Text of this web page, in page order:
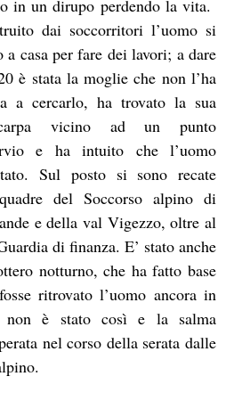
in un dirupo perdendo la vita.
dai soccorritori l’uomo si
casa per fare dei lavori; a dare
è stata la moglie che non l’ha
a cercarlo, ha trovato la sua
vicino ad un punto
e ha intuito che l’uomo
Sul posto si sono recate
del Soccorso alpino di
e della val Vigezzo, oltre al
di finanza. E’ stato anche
notturno, che ha fatto base
ritrovato l’uomo ancora in
non è stato così e la salma
nel corso della serata dalle